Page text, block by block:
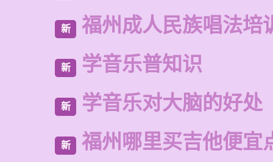
新 福州成人民族唱法培
新 学音乐普知识
新 学音乐对大脑的好处
新 福州哪里买吉他便宜